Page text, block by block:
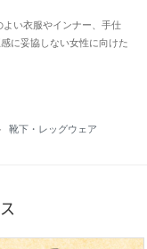
い衣服やインナー、手仕
に妥協しない女性に向けた
靴下・レッグウェア